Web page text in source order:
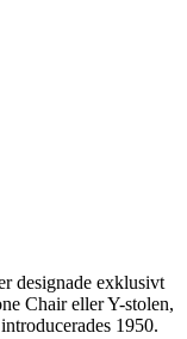
designade exklusivt
Chair eller Y-stolen,
1950.